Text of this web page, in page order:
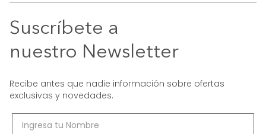
Suscríbete a
nuestro Newsletter
Recibe antes que nadie información sobre ofertas
exclusivas y novedades.